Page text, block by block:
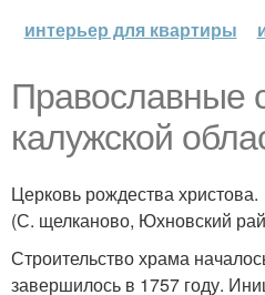
интерьер для квартиры
Православные
калужской
Церковь рождества христова.
(С. щелканово, Юхновский
Строительство храма
завершилось в 1757 году.